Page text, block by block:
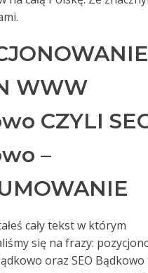
WWW
CZYLI
–
cały tekst w którym
się na frazy:
oraz SEO Bądkowo